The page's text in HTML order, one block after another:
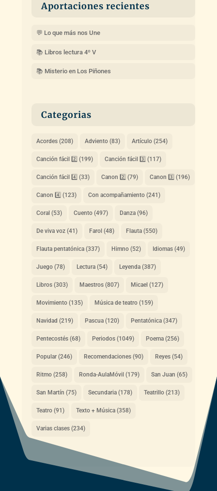
Aportaciones recientes
💬 Lo que más nos Une
📚 Libros lectura 4º V
📚 Misterio en Los Piñones
Categorias
Acordes(208) Adviento(83) Artículo(254)
Canción fácil 2️⃣ (199) Canción fácil 3️⃣ (117)
Canción fácil 4️⃣ (33) Canon 2️⃣ (79) Canon 3️⃣ (196)
Canon 4️⃣ (123) Con acompañamiento(241)
Coral (53) Cuento(497) Danza(96)
De viva voz(41) Farol (48) Flauta(550)
Flauta pentatónica(337) Himno(52) Idiomas(49)
Juego(78) Lectura(54) Leyenda(387)
Libros(303) Maestros(807) Micael (127)
Movimiento(135) Música de teatro(159)
Navidad (219) Pascua(120) Pentatónica(347)
Pentecostés(68) Periodos(1049) Poema(256)
Popular(246) Recomendaciones(90) Reyes(54)
Ritmo(258) Ronda-AulaMóvil (179) San Juan (65)
San Martín (75) Secundaria(178) Teatrillo(213)
Teatro(91) Texto + Música(358)
Varias clases(234)